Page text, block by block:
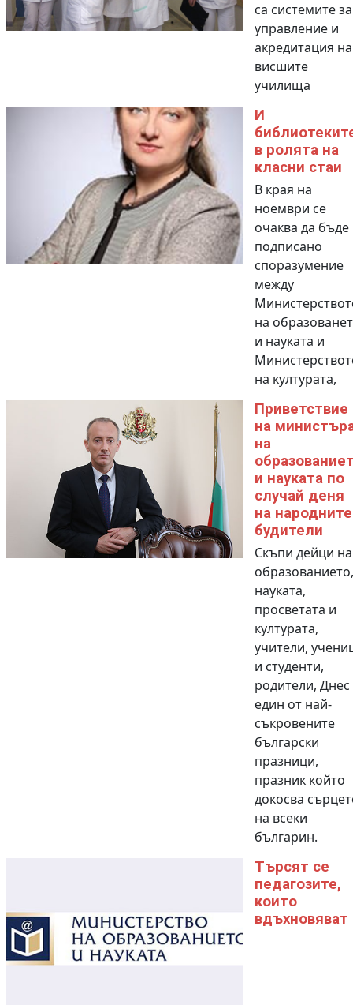
са системите за
управление и
акредитация на
висшите
училища
И
в ролята на
класни стаи
В края на
ноември се
очаква да бъде
подписано
споразумение
между
на
и науката и
на културата,
Приветствие
на
на
и науката по
случай деня
на народните
будители
Скъпи дейци на
образованието,
науката,
просветата и
културата,
учители,
и студенти,
родители, Днес
един от най-
съкровените
български
празници,
празник който
докосва
на всеки
българин.
Търсят се
педагозите,
които
вдъхновяват